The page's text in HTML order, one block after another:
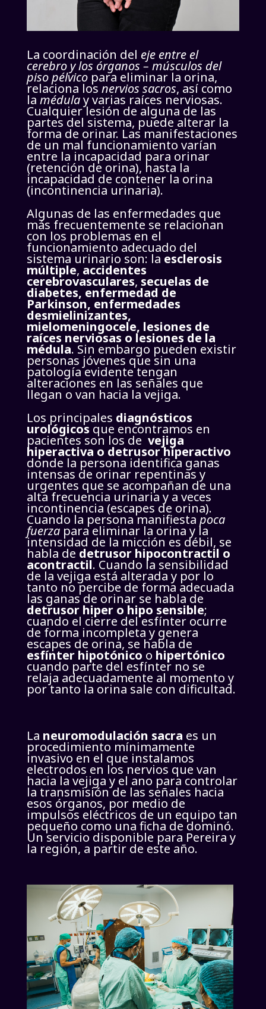
La coordinación del eje entre el
cerebro y los órganos – músculos del
piso pélvicopara eliminar la orina,
relaciona los nervios sacros, así como
la médulay varias raíces nerviosas.
Cualquier lesión de alguna de las
partes del sistema, puede alterar la
forma de orinar. Las manifestaciones
de un mal funcionamiento varían
entre la incapacidad para orinar
(retención de orina), hasta la
incapacidad de contener la orina
(incontinencia urinaria).
Algunas de las enfermedades que
más frecuentemente se relacionan
con los problemas en el
funcionamiento adecuado del
sistema urinario son: la esclerosis
múltiple, accidentes
cerebrovasculares, secuelas de
diabetes, enfermedad de
Parkinson, enfermedades
desmielinizantes,
mielomeningocele, lesiones de
raíces nerviosas o lesiones de la
médula. Sin embargo pueden existir
personas jóvenes que sin una
patología evidente tengan
alteraciones en las señales que
llegan o van hacia la vejiga.
Los principales diagnósticos
urológicos que encontramos en
pacientes son los de vejiga
hiperactiva o detrusor hiperactivo
donde la persona identifica ganas
intensas de orinar repentinas y
urgentes que se acompañan de una
alta frecuencia urinaria y a veces
incontinencia (escapes de orina).
Cuando la persona manifiesta poca
fuerzapara eliminar la orina y la
intensidad de la micción es débil, se
habla de detrusor hipocontractil o
acontractil. Cuando la sensibilidad
de la vejiga está alterada y por lo
tanto no percibe de forma adecuada
las ganas de orinar se habla de
detrusor hiper o hipo sensible;
cuando el cierre del esfínter ocurre
de forma incompleta y genera
escapes de orina, se habla de
esfínter hipotónico o hipertónico
cuando parte del esfínter no se
relaja adecuadamente al momento y
por tanto la orina sale con dificultad.
La neuromodulación sacra es un
procedimiento mínimamente
invasivo en el que instalamos
electrodos en los nervios que van
hacia la vejiga y el ano para controlar
la transmisión de las señales hacia
esos órganos, por medio de
impulsos eléctricos de un equipo tan
pequeño como una ficha de dominó.
Un servicio disponible para Pereira y
la región, a partir de este año.